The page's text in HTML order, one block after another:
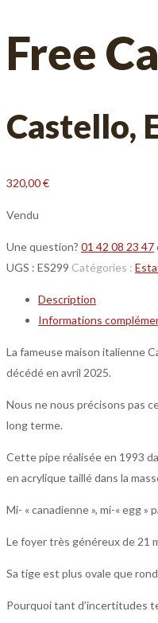
Free
Castello,
320,00€
Vendu
Une question? 01 42 08 23 47
UGS : ES299 Catégories :
Description
Informations
La fameuse maison italienne
décédé en avril 2025.
Nous ne nous précisons pas
long terme.
Cette pipe réalisée en 1993
en acrylique taillé dans la
Mi- « canadienne », mi-« egg »
Le foyer très généreux de 21
Sa tige est plus ovale que
Pourquoi tant d’incertitudes